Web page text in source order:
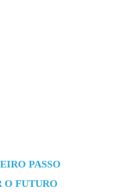
PASSO
O FUTURO